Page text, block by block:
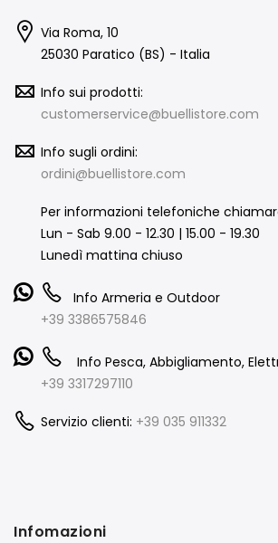
Via Roma, 10
25030 Paratico (BS) - Italia
Info sui prodotti:
customerservice@buellistore.com
Info sugli ordini:
ordini@buellistore.com
Per informazioni telefoniche
Lun - Sab 9.00 - 12.30 | 15.00 - 19.30
Lunedì mattina chiuso
Info Armeria e Outdoor
+39 3386575846
Info Pesca, Abbigliamento,
+39 3317297110
Servizio clienti: +39 035 911332
Infomazioni